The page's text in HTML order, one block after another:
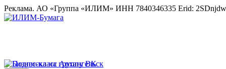
Реклама. АО «Группа «ИЛИМ» ИНН 7840346335 Erid: